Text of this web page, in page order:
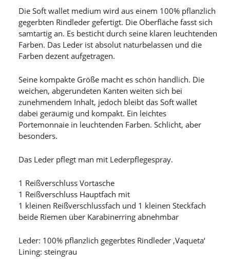
Die Soft wallet medium wird aus einem 100% pflanzlich
gegerbten Rindleder gefertigt. Die Oberfläche fasst sich
samtartig an. Es besticht durch seine klaren leuchtenden
Farben. Das Leder ist absolut naturbelassen und die
Farben dezent aufgetragen.
Seine kompakte Größe macht es schön handlich. Die
weichen, abgerundeten Kanten weiten sich bei
zunehmendem Inhalt, jedoch bleibt das Soft wallet
dabei geräumig und kompakt. Ein leichtes
Portemonnaie in leuchtenden Farben. Schlicht, aber
besonders.
Das Leder pflegt man mit Lederpflegespray.
1 Reißverschluss Vortasche
1 Reißverschluss Hauptfach mit
1 kleinen Reißverschlussfach und 1 kleinen Steckfach
beide Riemen über Karabinerring abnehmbar
Leder: 100% pflanzlich gegerbtes Rindleder ‚Vaqueta‘
Lining: steingrau